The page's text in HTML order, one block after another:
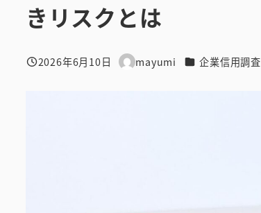
きリスクとは
投稿日
2026年6月10日
著
mayumi カテゴリー
企業信用調査